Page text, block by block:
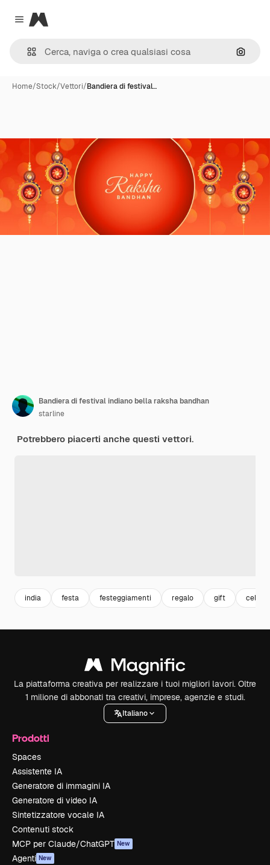
Close menu
Magnific
Cerca
Home/Stock/Vettori/Bandiera di festival…
Bandiera di festival indiano bella raksha bandhan
starline
Potrebbero piacerti anche questi vettori.
india festa festeggiamenti regalo gift
La piattaforma creativa per realizzare i tuoi migliori lavori. Oltre
1 milione di abbonati tra creativi, imprese, agenzie e studi.
Italiano
Prodotti
Spaces
Assistente IA
Generatore di immagini IA
Generatore di video IA
Sintetizzatore vocale IA
Contenuti stock
MCP per Claude/ChatGPT New
Agenti New